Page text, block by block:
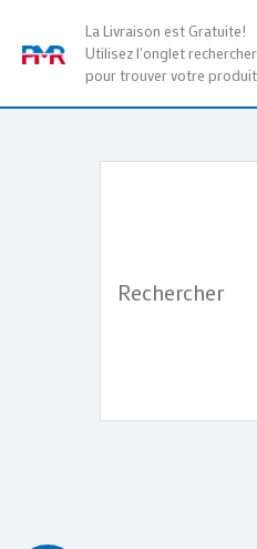
La Livraison est Gratuite!
Utilisez l'onglet rechercher
pour trouver votre produit